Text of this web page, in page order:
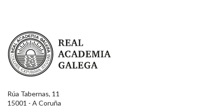
Real Academia Galega
Rúa Tabernas, 11
15001 - A Coruña